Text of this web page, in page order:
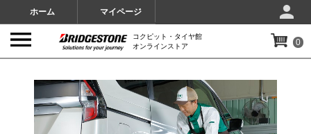
ホーム マイページ
コクピット・タイヤ館
オンラインストア
0